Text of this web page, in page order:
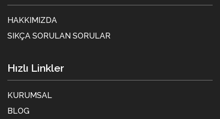
HAKKIMIZDA
SIKÇA SORULAN SORULAR
Hızlı Linkler
KURUMSAL
BLOG